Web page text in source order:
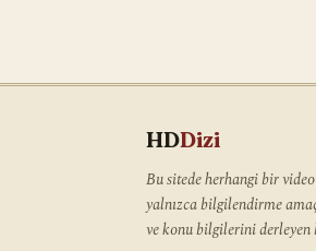
HDDizi
Bu sitede herhangi bir
yalnızca bilgilendirme
ve konu bilgilerini derleyen